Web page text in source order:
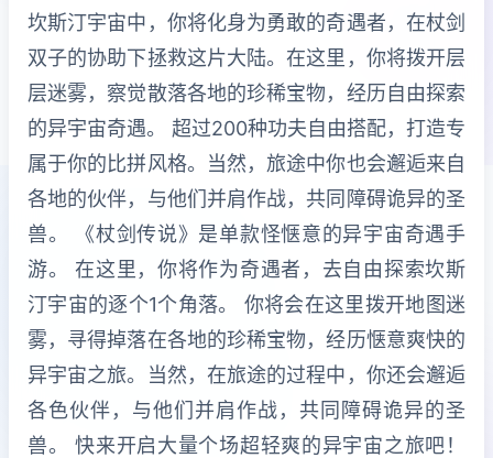
坎斯汀宇宙中，你将化身为勇敢的奇遇者，在杖剑
双子的协助下拯救这片大陆。在这里，你将拨开层
层迷雾，察觉散落各地的珍稀宝物，经历自由探索
的异宇宙奇遇。 超过200种功夫自由搭配，打造专
属于你的比拼风格。当然，旅途中你也会邂逅来自
各地的伙伴，与他们并肩作战，共同障碍诡异的圣
兽。 《杖剑传说》是单款怪惬意的异宇宙奇遇手
游。 在这里，你将作为奇遇者，去自由探索坎斯
汀宇宙的逐个1个角落。 你将会在这里拨开地图迷
雾，寻得掉落在各地的珍稀宝物，经历惬意爽快的
异宇宙之旅。当然，在旅途的过程中，你还会邂逅
各色伙伴，与他们并肩作战，共同障碍诡异的圣
兽。 快来开启大量个场超轻爽的异宇宙之旅吧！